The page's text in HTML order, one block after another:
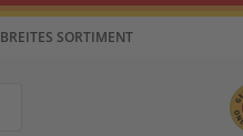
BREITES SORTIMENT